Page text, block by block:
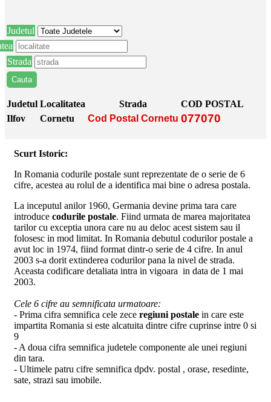
Judetul
Strada
Judetul Localitatea Strada
COD POSTAL
Ilfov
Cornetu Cod Postal Cornetu 077070
Scurt Istoric:
In Romania codurile postale sunt reprezentate de o serie de 6
cifre, acestea au rolul de a identifica mai bine o adresa postala.
La inceputul anilor 1960, Germania devine prima tara care
introduce codurile postale. Fiind urmata de marea majoritatea
tarilor cu exceptia unora care nu au deloc acest sistem sau il
folosesc in mod limitat. In Romania debutul codurilor postale a
avut loc in 1974, fiind format dintr-o serie de 4 cifre. In anul
2003 s-a dorit extinderea codurilor pana la nivel de strada.
Aceasta codificare detaliata intra in vigoara in data de 1 mai
2003.
Cele 6 cifre au semnificata urmatoare:
- Prima cifra semnifica cele zece regiuni postale in care este
impartita Romania si este alcatuita dintre cifre cuprinse intre 0 si
9
- A doua cifra semnifica judetele componente ale unei regiuni
din tara.
- Ultimele patru cifre semnifica dpdv. postal , orase, resedinte,
sate, strazi sau imobile.